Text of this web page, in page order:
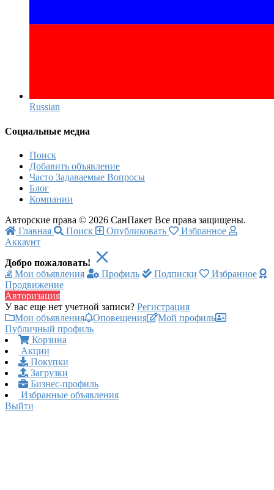
Russian‎
Социальные медиа
Поиск
Добавить объявление
Часто Задаваемые Вопросы
Блог
Компании
Авторские права © 2026 СанПакет Все права защищены.
Главная
Поиск Опубликовать
Избранное
Аккаунт
Добро пожаловать!
Мои объявления
Профиль Подписки
Избранное
Продвижение
Авторизация
У вас еще нет учетной записи? Регистрация
Мои объявления
Оповещения
Мой профиль
Публичный профиль
Корзина
Акции
Покупки
Загрузки
Бизнес-профиль
Избранные объявления
Выйти